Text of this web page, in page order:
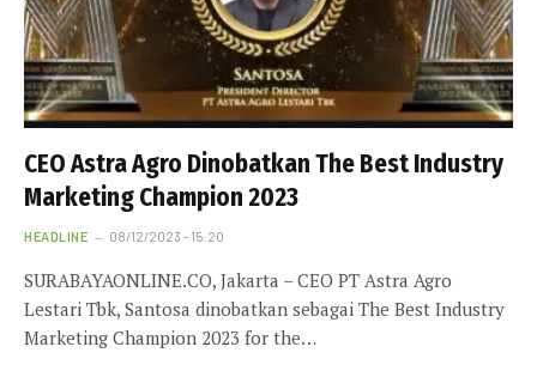
CEO Astra Agro Dinobatkan The Best Industry
Marketing Champion 2023
HEADLINE 08/12/2023 - 15:20
SURABAYAONLINE.CO, Jakarta – CEO PT Astra Agro
Lestari Tbk, Santosa dinobatkan sebagai The Best Industry
Marketing Champion 2023 for the…